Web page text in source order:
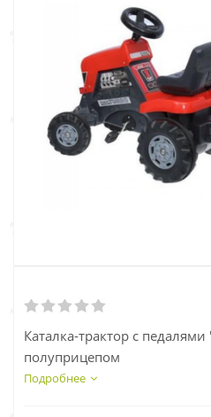
Каталка-трактор с педалями
полуприцепом
Подробнее